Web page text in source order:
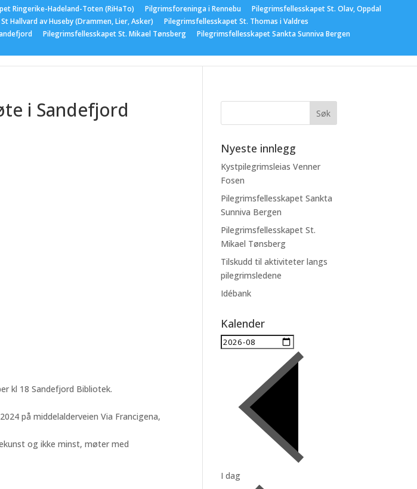
Ringerike-Hadeland-Toten (RiHaTo) Pilgrimsforeninga i Rennebu
Pilegrimsfellesskapet St. Olav, Oppdal
Hallvard av Huseby (Drammen, Lier, Asker)
Pilegrimsfellesskapet St. Thomas i Valdres
Pilegrimsfellesskapet St. Mikael Tønsberg
Pilegrimsfellesskapet Sankta Sunniva Bergen
lenker Bildegalleri Arrangementer
i Sandefjord
kl 18 Sandefjord Bibliotek.
på middelalderveien Via Francigena,
og ikke minst, møter med
Nyeste innlegg
Kystpilegrimsleias Venner
Fosen
Pilegrimsfellesskapet Sankta
Sunniva Bergen
Pilegrimsfellesskapet St.
Mikael Tønsberg
Tilskudd til aktiviteter langs
pilegrimsledene
Idébank
Kalender
I dag